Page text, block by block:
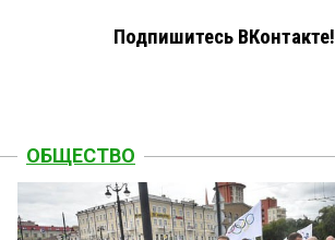
Подпишитесь ВКонтакте!
ОБЩЕСТВО